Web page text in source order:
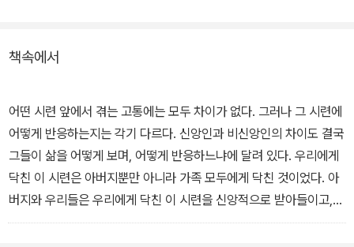
책속에서
어떤 시련 앞에서 겪는 고통에는 모두 차이가 없다. 그러나 그 시련에
어떻게 반응하는지는 각기 다르다. 신앙인과 비신앙인의 차이도 결국
그들이 삶을 어떻게 보며, 어떻게 반응하느냐에 달려 있다. 우리에게
닥친 이 시련은 아버지뿐만 아니라 가족 모두에게 닥친 것이었다. 아
버지와 우리들은 우리에게 닥친 이 시련을 신앙적으로 받아들이고,
남은 삶에서 어떻게 의미를 찾아야 할지 고심했다.